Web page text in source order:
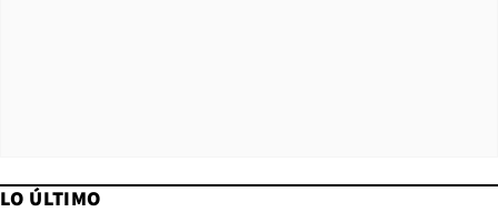
LO ÚLTIMO